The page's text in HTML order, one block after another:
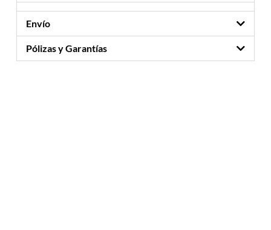
Envío
Pólizas y Garantías